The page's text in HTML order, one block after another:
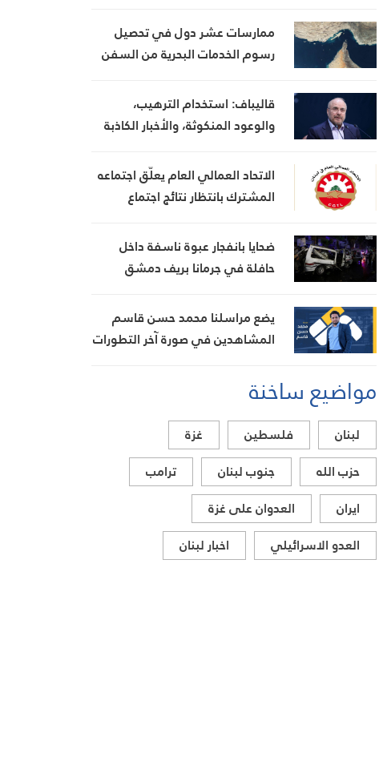
المفاوضات
ممارسات عشر دول في تحصيل
رسوم الخدمات البحرية من السفن
قاليباف: استخدام الترهيب،
والوعود المنكوثة، والأخبار الكاذبة
الاتحاد العمالي العام يعلّق اجتماعه
المشترك بانتظار نتائج اجتماع
ضحايا بانفجار عبوة ناسفة داخل
حافلة في جرمانا بريف دمشق
يضع مراسلنا محمد حسن قاسم
المشاهدين في صورة آخر التطورات
المستجدات على الساحتين
السياسية والميدانية، إلى جانب
المواقف الرسمية وأبرز التطورات
ذات الصلة بالشأنين الداخلي
والإقليمي
مواضيع ساخنة
لبنان فلسطين
غزة
حزب الله
جنوب لبنان
ترامب
ايران
العدوان على غزة
العدو الاسرائيلي
اخبار لبنان